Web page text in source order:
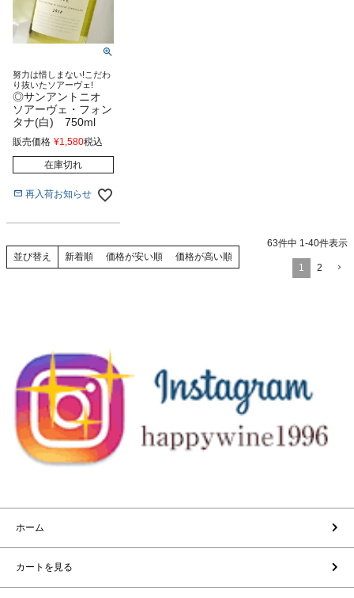
努力は惜しまない!こだわ
り抜いたソアーヴェ!
◎サンアントニオ
ソアーヴェ・フォン
タナ(白) 750ml
販売価格 ¥1,580税込
在庫切れ
再入荷お知らせ
並び替え 新着順 価格が安い順 価格が高い順
63件中 1 -40件表示
1 2
ホーム
カートを見る